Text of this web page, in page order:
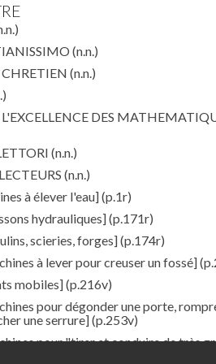
(n.n.)
CHRETIEN (n.n.)
L'EXCELLENCE DES
(n.n.)
(n.n.)
à élever l'eau](p.1r)
hydrauliques](p.171r)
scieries, forges](p.174r)
à lever pour creuser un fossé]
mobiles](p.216v)
pour dégonder une porte,
une serrure](p.253v)
pour "tirer et conduire de très